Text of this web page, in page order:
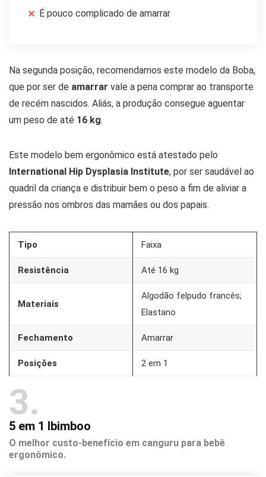
É pouco complicado de amarrar
Na segunda posição, recomendamos este modelo da Boba,
que por ser de amarrar vale a pena comprar ao transporte
de recém nascidos. Aliás, a produção consegue aguentar
um peso de até 16 kg.
Este modelo bem ergonômico está atestado pelo
International Hip Dysplasia Institute, por ser saudável ao
quadril da criança e distribuir bem o peso a fim de aliviar a
pressão nos ombros das mamães ou dos papais.
Tipo Faixa
Resistência Até 16 kg
Materiais
Algodão felpudo francês;
Elastano
Fechamento Amarrar
Posições 2 em 1
3
5 em 1 Ibimboo
O melhor custo-benefício em canguru para bebê
ergonômico.